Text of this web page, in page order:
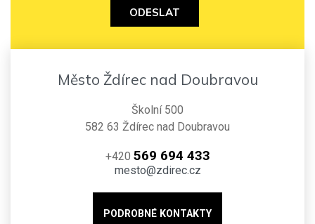
ODESLAT
Město Ždírec nad Doubravou
Školní 500
582 63 Ždírec nad Doubravou
+420 569 694 433
mesto@zdirec.cz
PODROBNÉ KONTAKTY